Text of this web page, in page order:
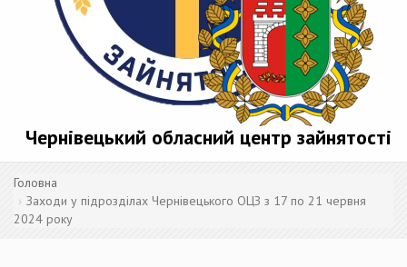
Чернівецький обласний центр зайнятості
Головна
Заходи у підрозділах Чернівецького ОЦЗ з 17 по 21 червня
2024 року